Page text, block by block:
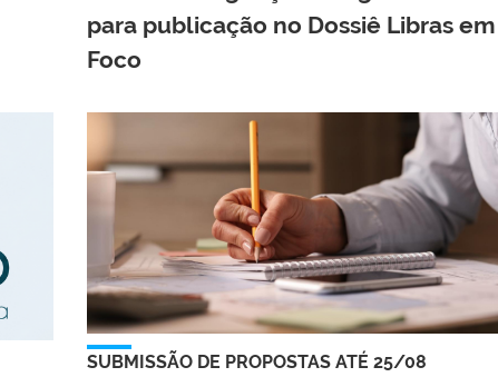
para publicação no Dossiê Libras em
Foco
SUBMISSÃO DE PROPOSTAS ATÉ 25/08